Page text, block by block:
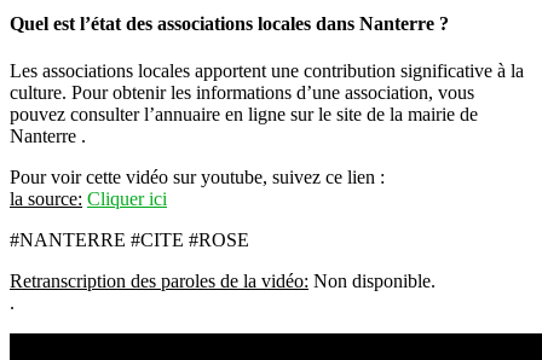
Quel est l’état des associations locales dans Nanterre ?
Les associations locales apportent une contribution significative à la
culture. Pour obtenir les informations d’une association, vous
pouvez consulter l’annuaire en ligne sur le site de la mairie de
Nanterre .
Pour voir cette vidéo sur youtube, suivez ce lien :
la source: Cliquer ici
#NANTERRE #CITE #ROSE
Retranscription des paroles de la vidéo: Non disponible.
.